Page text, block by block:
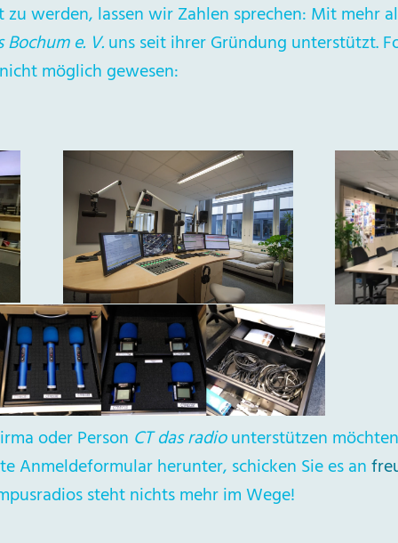
werden, lassen wir Zahlen sprechen: Mit mehr
e. V.uns seit ihrer Gründung unterstützt.
möglich gewesen:
oder Person CT das radiounterstützen
Anmeldeformular herunter, schicken Sie es an
steht nichts mehr im Wege!